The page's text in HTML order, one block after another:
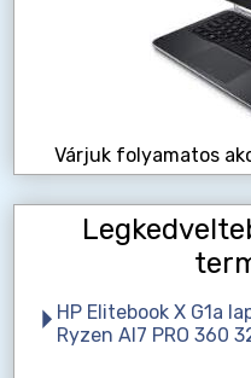
Várjuk folyamatos
HP Elitebook X G1a
Ryzen AI7 PRO 360